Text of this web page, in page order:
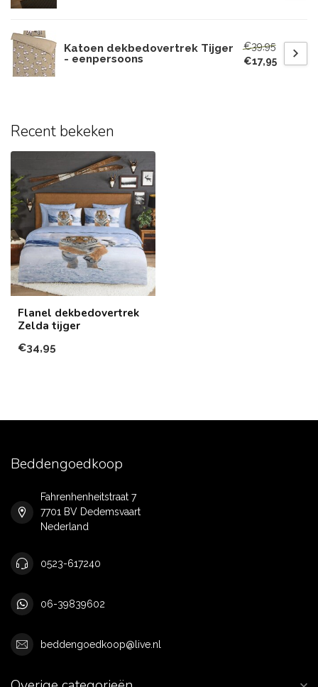
Katoen dekbedovertrek Tijger
- eenpersoons
€39,95
€17,95
Recent bekeken
Flanel dekbedovertrek
Zelda tijger
€34,95
Beddengoedkoop
Fahrenhenheitstraat 7
7701 BV Dedemsvaart
Nederland
0523-617240
06-39839602
beddengoedkoop@live.nl